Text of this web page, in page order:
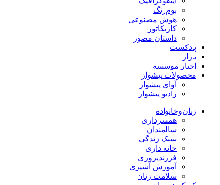
بوم‌رنگ
هوش مصنوعی
کاریکاتور
داستان مصور
پادکست
بازار
اخبار موسسه
محصولات پیشواز
آوای پیشواز
رادیو پیشواز
زنان‌وخانواده
همسرداری
سالمندان
سبک زندگی
خانه داری
فرزندپروری
آموزش آشپزی
سلامت زنان